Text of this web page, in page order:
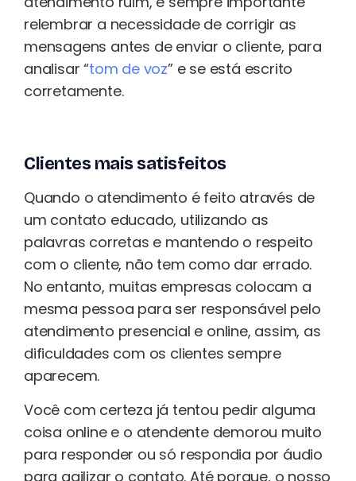
relembrar a necessidade de corrigir as
mensagens antes de enviar o cliente, para
analisar “tom de voz” e se está escrito
corretamente.
Clientes mais satisfeitos
Quando o atendimento é feito através de
um contato educado, utilizando as
palavras corretas e mantendo o respeito
com o cliente, não tem como dar errado.
No entanto, muitas empresas colocam a
mesma pessoa para ser responsável pelo
atendimento presencial e online, assim, as
dificuldades com os clientes sempre
aparecem.
Você com certeza já tentou pedir alguma
coisa online e o atendente demorou muito
para responder ou só respondia por áudio
para agilizar o contato. Até porque, o nosso